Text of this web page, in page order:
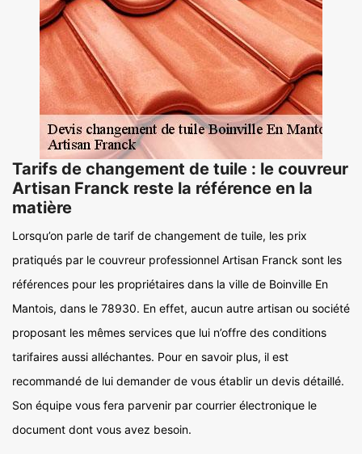
Tarifs de changement de tuile : le couvreur
Artisan Franck reste la référence en la
matière
Lorsqu’on parle de tarif de changement de tuile, les prix
pratiqués par le couvreur professionnel Artisan Franck sont les
références pour les propriétaires dans la ville de Boinville En
Mantois, dans le 78930. En effet, aucun autre artisan ou société
proposant les mêmes services que lui n’offre des conditions
tarifaires aussi alléchantes. Pour en savoir plus, il est
recommandé de lui demander de vous établir un devis détaillé.
Son équipe vous fera parvenir par courrier électronique le
document dont vous avez besoin.